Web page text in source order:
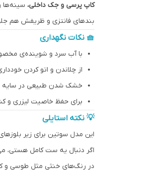
کاپ پرسی و جک داخلی، سینه‌ها
بندهای فانتزی و ظریفش هم
🧺 نکات نگهداری
با آب سرد و شوینده‌ی
از چلاندن و اتو کردن
خشک شدن طبیعی در سایه
برای حفظ خاصیت لیزری و
💡 نکته استایلی
این مدل سوتین برای زیر
اگر دنبال یه ست کامل هستی،
در رنگ‌های خنثی مثل طوسی و